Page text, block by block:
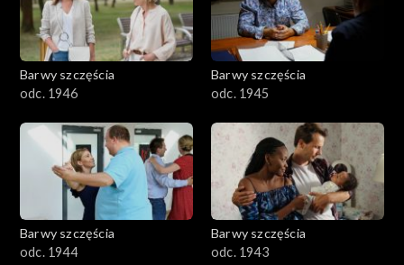
Barwy szczęścia
odc. 1946
Barwy szczęścia
odc. 1945
Barwy szczęścia
odc. 1944
Barwy szczęścia
odc. 1943